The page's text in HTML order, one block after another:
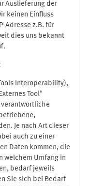
Auslieferung der
keinen Einfluss
Adresse z.B. für
dies uns bekannt
Interoperability),
Tool"
verantwortliche
Je nach Art dieser
auch zu einer
Daten kommen, die
welchem Umfang in
bedarf jeweils
Sie sich bei Bedarf